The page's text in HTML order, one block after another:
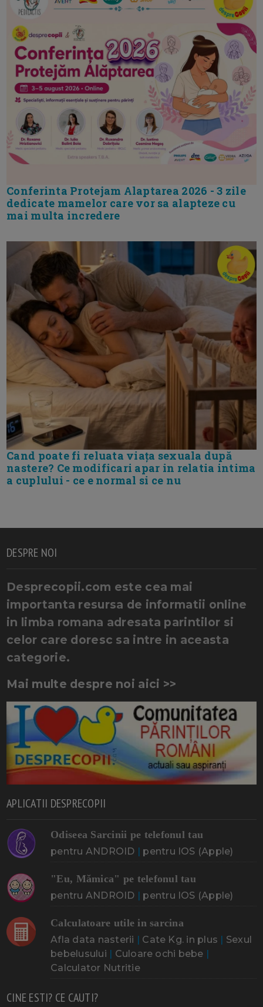
Conferinta Protejam Alaptarea 2026 - 3 zile
dedicate mamelor care vor sa alapteze cu
mai multa incredere
Cand poate fi reluata viața sexuala după
nastere? Ce modificari apar in relatia intima
a cuplului - ce e normal si ce nu
DESPRE NOI
Desprecopii.com este cea mai
importanta resursa de informatii online
in limba romana adresata parintilor si
celor care doresc sa intre in aceasta
categorie.
Mai multe despre noi aici >>
APLICATII DESPRECOPII
Odiseea Sarcinii pe telefonul tau
pentru ANDROID | pentru IOS (Apple)
"Eu, Mămica" pe telefonul tau
pentru ANDROID | pentru IOS (Apple)
Calculatoare utile in sarcina
Afla data nasterii | Cate Kg. in plus | Sexul
bebelusului | Culoare ochi bebe |
Calculator Nutritie
CINE ESTI? CE CAUTI?